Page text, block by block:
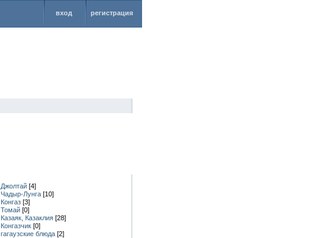
регистрация
вход
Джолтай [4]
Чадыр-Лунга [10]
Конгаз [3]
Томай [0]
Казаяк, Казаклия [28]
Конгазчик [0]
гагаузские блюда [2]